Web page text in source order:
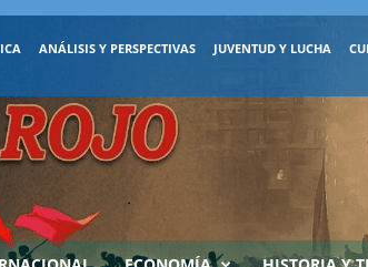
ANÁLISIS Y PERSPECTIVAS JUVENTUD Y LUCHA